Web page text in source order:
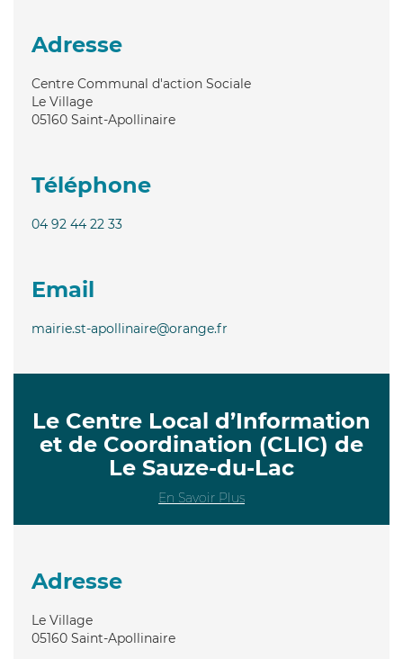
Adresse
Centre Communal d'action Sociale
Le Village
05160 Saint-Apollinaire
Téléphone
04 92 44 22 33
Email
mairie.st-apollinaire@orange.fr
Le Centre Local d’Information
et de Coordination (CLIC) de
Le Sauze-du-Lac
En Savoir Plus
Adresse
Le Village
05160 Saint-Apollinaire